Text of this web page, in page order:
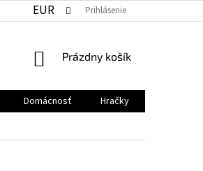
EUR Prihlásenie
NÁKUPNÝ
Prázdny košík
Domácnosť
Hračky